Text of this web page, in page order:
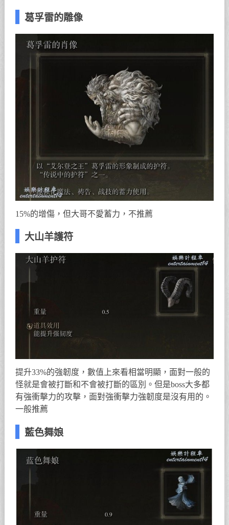
葛孚雷的雕像
15%的增傷，但大哥不愛蓄力，不推薦
大山羊護符
提升33%的強韌度，數值上來看相當明顯，面對一般的
怪就是會被打斷和不會被打斷的區別。但是boss大多都
有強衝擊力的攻擊，面對強衝擊力強韌度是沒有用的。
一般推薦
藍色舞娘